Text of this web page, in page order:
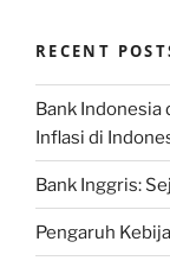
RECENT
Bank Indonesia
Inflasi di
Bank Inggris:
Pengaruh